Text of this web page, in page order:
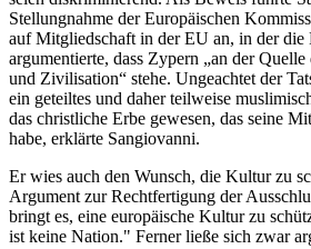
Stellungnahme der Europäischen
auf Mitgliedschaft in der EU an, in der die
argumentierte, dass Zypern „an der
und Zivilisation“ stehe. Ungeachtet der
ein geteiltes und daher teilweise
das christliche Erbe gewesen, das seine
habe, erklärte Sangiovanni.
Er wies auch den Wunsch, die Kultur zu
Argument zur Rechtfertigung der
bringt es, eine europäische Kultur zu
ist keine Nation." Ferner ließe sich zwar